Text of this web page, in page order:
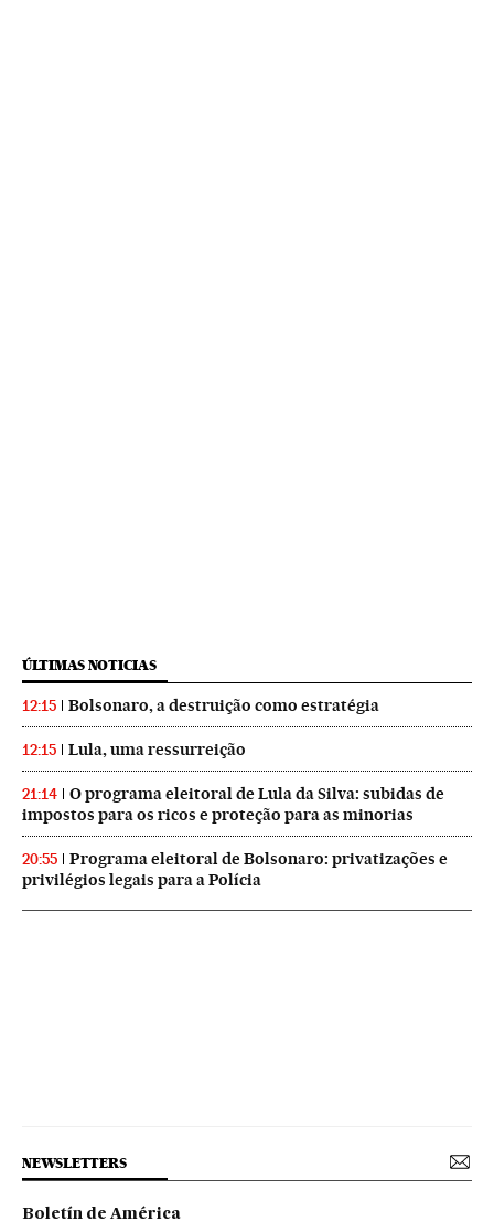
ÚLTIMAS NOTICIAS
12:15 Bolsonaro, a destruição como estratégia
12:15 Lula, uma ressurreição
21:14
O programa eleitoral de Lula da Silva: subidas de
impostos para os ricos e proteção para as minorias
20:55
Programa eleitoral de Bolsonaro: privatizações e
privilégios legais para a Polícia
NEWSLETTERS
Boletín de América